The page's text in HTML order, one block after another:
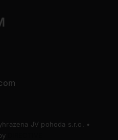
JV pohoda s.r.o. •